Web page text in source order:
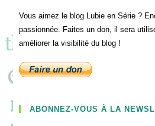
Vous aimez le blog Lubie en Série ?
passionnée. Faites un don, il sera
améliorer la visibilité du blog !
ABONNEZ-VOUS À LA